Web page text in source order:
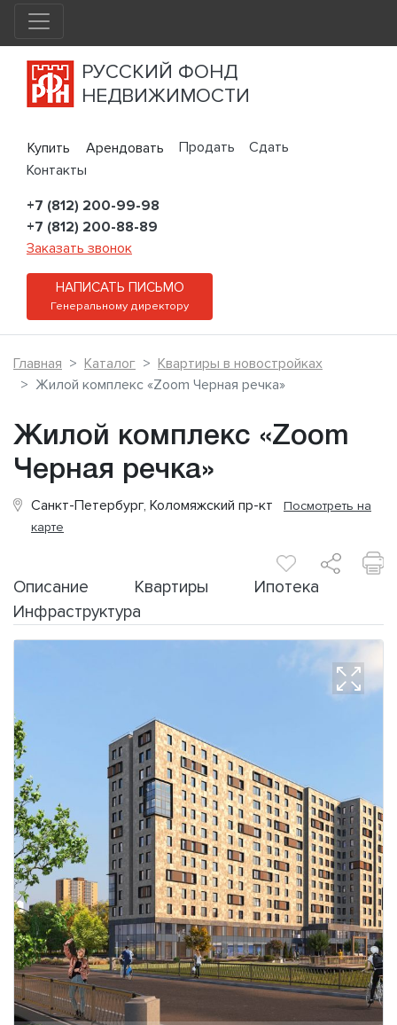
РУССКИЙ ФОНД
НЕДВИЖИМОСТИ
Купить Арендовать Продать
Сдать
Контакты
+7 (812) 200-99-98
+7 (812) 200-88-89
Заказать звонок
НАПИСАТЬ ПИСЬМО
Генеральному директору
Главная Каталог
Квартиры в новостройках
Жилой комплекс «Zoom Черная речка»
Жилой комплекс «Zoom
Черная речка»
Санкт-Петербург, Коломяжский пр-кт Посмотреть на
карте
Описание Квартиры
Ипотека
Инфраструктура